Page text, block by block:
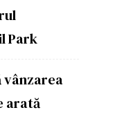
Park
arată